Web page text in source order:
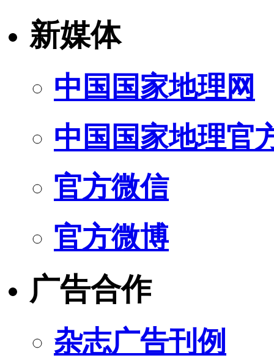
新媒体
中国国家地理网
中国国家地理官
官方微信
官方微博
广告合作
杂志广告刊例